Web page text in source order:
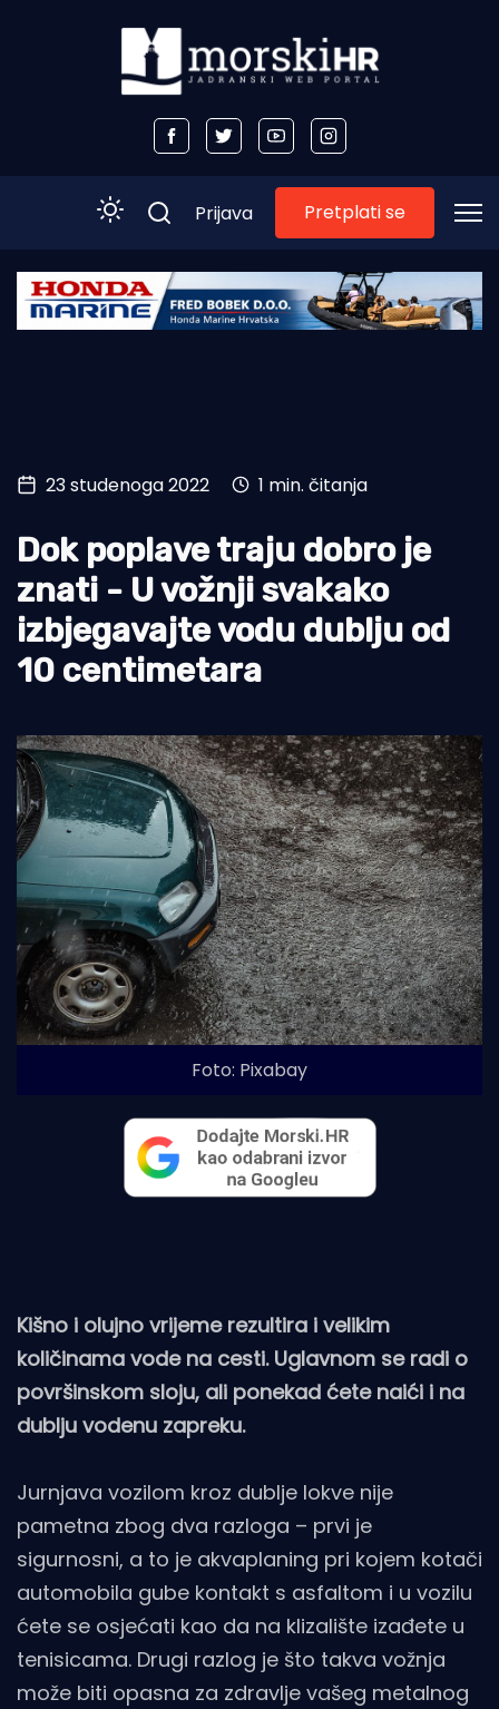
Početna
Otoci
Turizam i nautika
Pomorstvo
Ribolov
Ekologija
Prijava Pretplati se
23 studenoga 2022 1 min. čitanja
Dok poplave traju dobro je
znati - U vožnji svakako
izbjegavajte vodu dublju od
10 centimetara
Foto: Pixabay
Kišno i olujno vrijeme rezultira i velikim
količinama vode na cesti. Uglavnom se radi o
površinskom sloju, ali ponekad ćete naići i na
dublju vodenu zapreku.
Jurnjava vozilom kroz dublje lokve nije
pametna zbog dva razloga – prvi je
sigurnosni, a to je akvaplaning pri kojem kotači
automobila gube kontakt s asfaltom i u vozilu
ćete se osjećati kao da na klizalište izađete u
tenisicama. Drugi razlog je što takva vožnja
može biti opasna za zdravlje vašeg metalnog